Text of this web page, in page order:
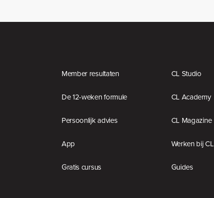
Member resultaten
De 12-weken formule
Persoonlijk advies
App
Gratis cursus
CL Studio
CL Academy
CL Magazine
Werken bij CL
Guides